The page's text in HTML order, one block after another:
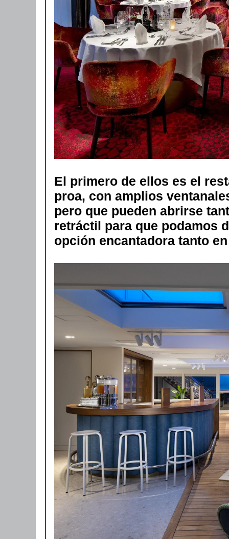
El primero de ellos es el
proa, con amplios
pero que pueden abrirse
retráctil para que podamos
opción encantadora tanto